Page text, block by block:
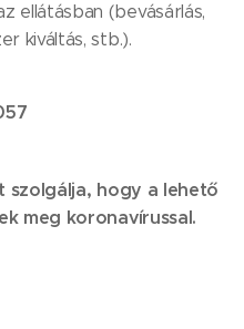
ellátásban (bevásárlás,
kiváltás, stb.).
szolgálja, hogy a lehető
meg koronavírussal.